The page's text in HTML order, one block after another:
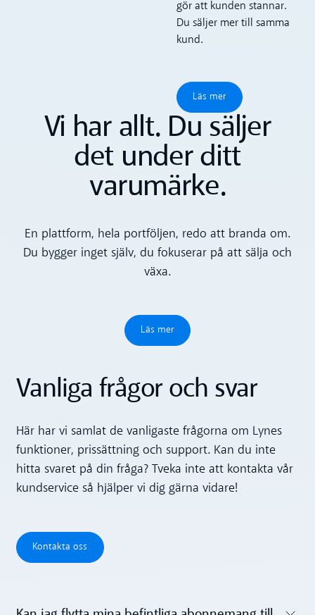
gör att kunden stannar.
Du säljer mer till samma
kund.
Läs mer
Läs mer
Vi har allt. Du säljer
det under ditt
varumärke.
En plattform, hela portföljen, redo att branda om.
Du bygger inget själv, du fokuserar på att sälja och
växa.
Läs mer
Läs mer
Vanliga frågor och svar
Här har vi samlat de vanligaste frågorna om Lynes
funktioner, prissättning och support. Kan du inte
hitta svaret på din fråga? Tveka inte att kontakta vår
kundservice så hjälper vi dig gärna vidare!
Kontakta oss
Kontakta oss